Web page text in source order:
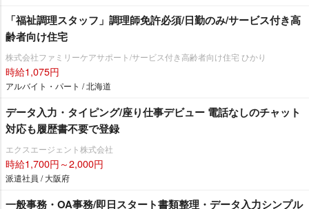
「福祉調理スタッフ」調理師免許必須/日勤のみ/サービス付き高
齢者向け住宅
株式会社ファミリーケアサポート/サービス付き高齢者向け住宅 ひかり
時給1,075円
アルバイト・パート / 北海道
データ入力・タイピング/座り仕事デビュー 電話なしのチャット
対応も履歴書不要で登録
エクスエージェント株式会社
時給1,700円～2,000円
派遣社員 / 大阪府
一般事務・OA事務/即日スタート書類整理・データ入力シンプル